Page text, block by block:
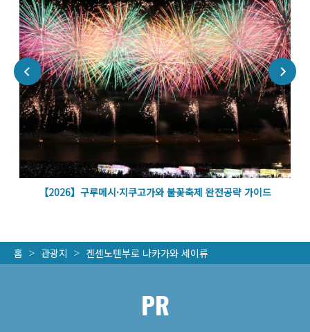
【2026】구루메시·지쿠고가와 불꽃축제 완전공략 가이드
홈 관광지 겐센노텐부로 나카가와 세이류
PR